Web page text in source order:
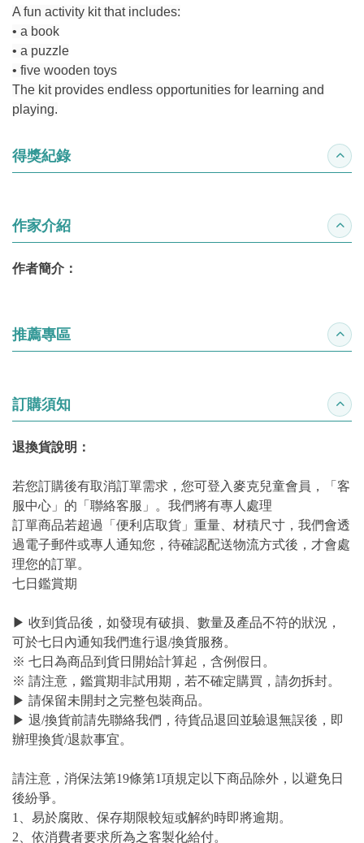
A fun activity kit that includes:
• a book
• a puzzle
• five wooden toys
The kit provides endless opportunities for learning and
playing.
得獎紀錄 收合
作家介紹 收合
作者簡介：
推薦專區 收合
訂購須知 收合
退換貨說明：
若您訂購後有取消訂單需求，您可登入麥克兒童會員，「客
服中心」的「聯絡客服」。我們將有專人處理
訂單商品若超過「便利店取貨」重量、材積尺寸，我們會透
過電子郵件或專人通知您，待確認配送物流方式後，才會處
理您的訂單。
七日鑑賞期
▶ 收到貨品後，如發現有破損、數量及產品不符的狀況，
可於七日內通知我們進行退/換貨服務。
※ 七日為商品到貨日開始計算起，含例假日。
※ 請注意，鑑賞期非試用期，若不確定購買，請勿拆封。
▶ 請保留未開封之完整包裝商品。
▶ 退/換貨前請先聯絡我們，待貨品退回並驗退無誤後，即
辦理換貨/退款事宜。
請注意，消保法第19條第1項規定以下商品除外，以避免日
後紛爭。
1、易於腐敗、保存期限較短或解約時即將逾期。
2、依消費者要求所為之客製化給付。